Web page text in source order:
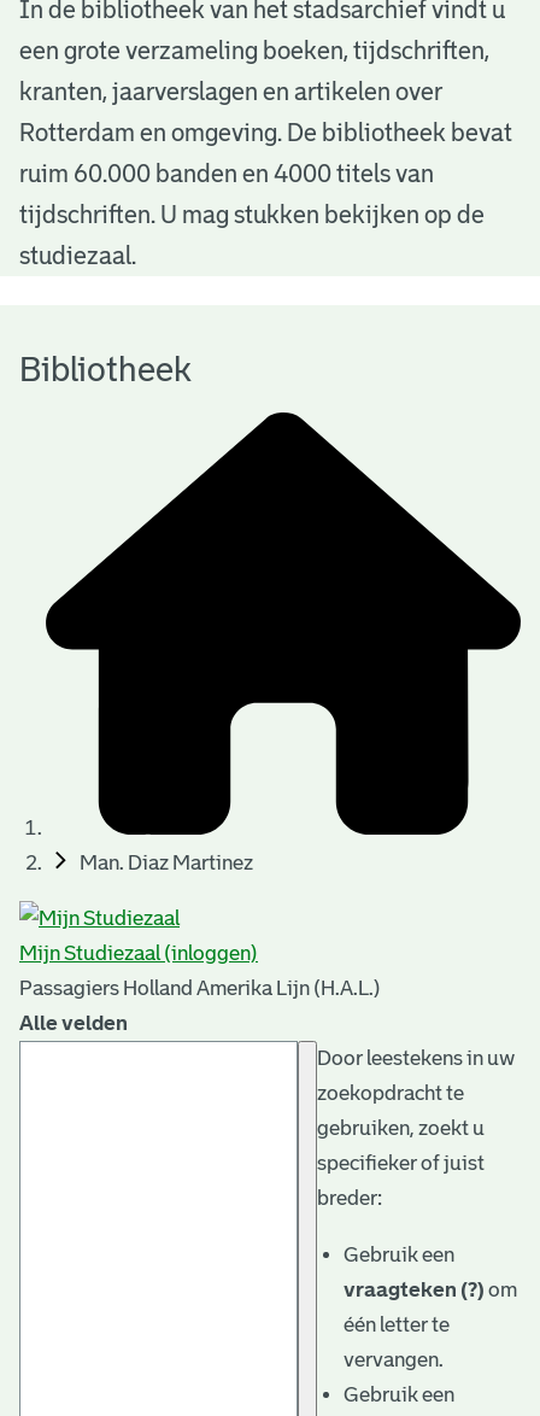
B
b
o
h
In de bibliotheek van het stadsarchief vindt u
een grote verzameling boeken, tijdschriften,
kranten, jaarverslagen en artikelen over
Rotterdam en omgeving. De bibliotheek bevat
ruim 60.000 banden en 4000 titels van
tijdschriften. U mag stukken bekijken op de
studiezaal.
Bibliotheek
Man. Diaz Martinez
Mijn Studiezaal (inloggen)
Passagiers Holland Amerika Lijn (H.A.L.)
Alle velden
Door leestekens in uw
zoekopdracht te
gebruiken, zoekt u
specifieker of juist
breder:
Gebruik een
vraagteken (?) om
één letter te
vervangen.
Gebruik een